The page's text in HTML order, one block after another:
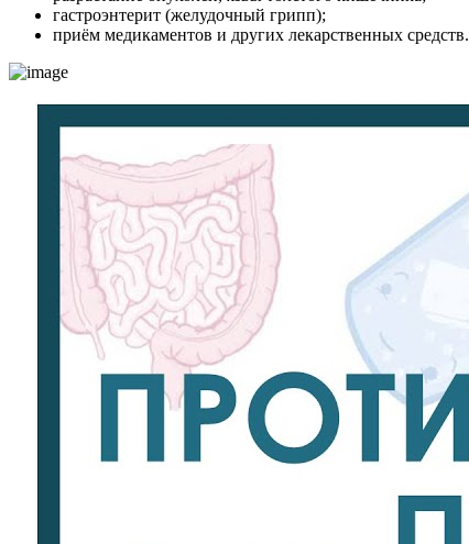
гастроэнтерит (желудочный грипп);
приём медикаментов и других лекарственных средств.